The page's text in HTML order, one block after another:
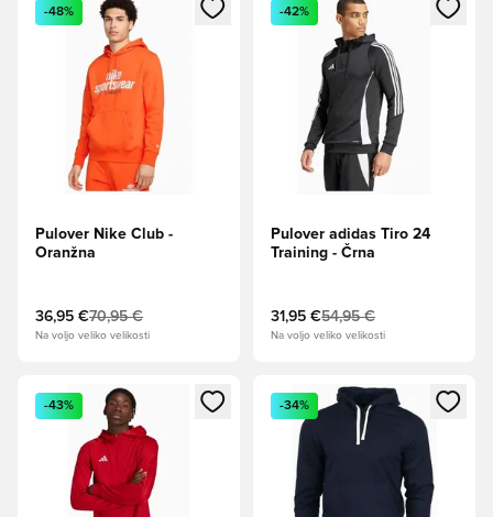
-48%
Pulover Nike Club -
Oranžna
36,95 €70,95 €
Na voljo veliko velikosti
-42%
Pulover adidas Tiro 24
Training - Črna
31,95 €54,95 €
Na voljo veliko velikosti
Odpre Modal za prijavo ali vpis kot član
-43%
Odpre Modal za prijavo ali
-34%